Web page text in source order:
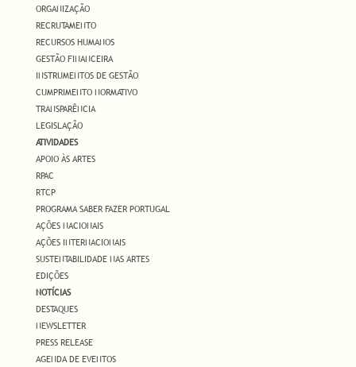
ORGANIZAÇÃO
RECRUTAMENTO
RECURSOS HUMANOS
GESTÃO FINANCEIRA
INSTRUMENTOS DE GESTÃO
CUMPRIMENTO NORMATIVO
TRANSPARÊNCIA
LEGISLAÇÃO
ATIVIDADES
APOIO ÀS ARTES
RPAC
RTCP
PROGRAMA SABER FAZER PORTUGAL
AÇÕES NACIONAIS
AÇÕES INTERNACIONAIS
SUSTENTABILIDADE NAS ARTES
EDIÇÕES
NOTÍCIAS
DESTAQUES
NEWSLETTER
PRESS RELEASE
AGENDA DE EVENTOS